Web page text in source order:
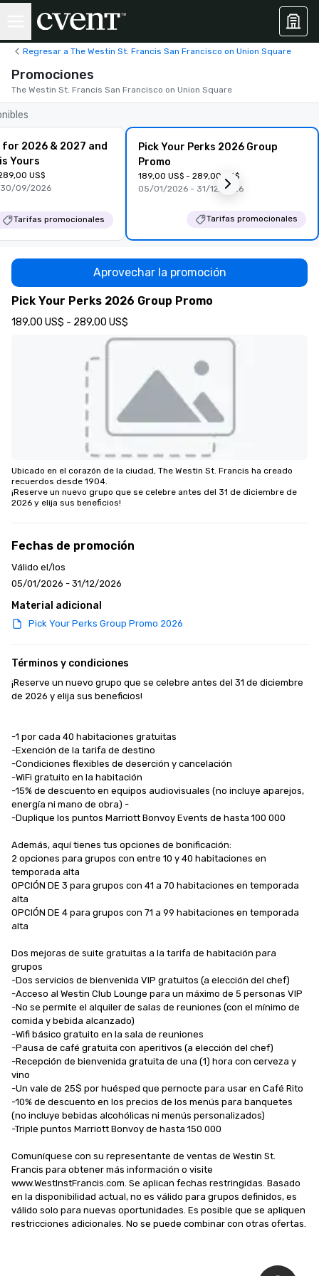
Regresar a The Westin St. Francis San Francisco on Union Square
Promociones
The Westin St. Francis San Francisco on Union Square
for 2026 & 2027 and
Yours
US$
09/2026
Tarifas promocionales
Pick Your Perks 2026 Group
Promo
189,00 US$ - 289,00 US$
05/01/2026 - 31/12/2026
Tarifas promocionales
Pick Your Perks 2026 Group Promo
Aprovechar la promoción
189,00 US$ - 289,00 US$
Ubicado en el corazón de la ciudad, The Westin St. Francis ha creado
recuerdos desde 1904.
¡Reserve un nuevo grupo que se celebre antes del 31 de diciembre de
2026 y elija sus beneficios!
Fechas de promoción
Válido el/los
05/01/2026 - 31/12/2026
Material adicional
Pick Your Perks Group Promo 2026
Términos y condiciones
¡Reserve un nuevo grupo que se celebre antes del 31 de diciembre
de 2026 y elija sus beneficios!
-1 por cada 40 habitaciones gratuitas
-Exención de la tarifa de destino
-Condiciones flexibles de deserción y cancelación
-WiFi gratuito en la habitación
-15% de descuento en equipos audiovisuales (no incluye aparejos,
energía ni mano de obra) -
-Duplique los puntos Marriott Bonvoy Events de hasta 100 000
Además, aquí tienes tus opciones de bonificación:
2 opciones para grupos con entre 10 y 40 habitaciones en
temporada alta
OPCIÓN DE 3 para grupos con 41 a 70 habitaciones en temporada
alta
OPCIÓN DE 4 para grupos con 71 a 99 habitaciones en temporada
alta
Dos mejoras de suite gratuitas a la tarifa de habitación para
grupos
-Dos servicios de bienvenida VIP gratuitos (a elección del chef)
-Acceso al Westin Club Lounge para un máximo de 5 personas VIP
-No se permite el alquiler de salas de reuniones (con el mínimo de
comida y bebida alcanzado)
-Wifi básico gratuito en la sala de reuniones
-Pausa de café gratuita con aperitivos (a elección del chef)
-Recepción de bienvenida gratuita de una (1) hora con cerveza y
vino
-Un vale de 25$ por huésped que pernocte para usar en Café Rito
-10% de descuento en los precios de los menús para banquetes
(no incluye bebidas alcohólicas ni menús personalizados)
-Triple puntos Marriott Bonvoy de hasta 150 000
Comuníquese con su representante de ventas de Westin St.
Francis para obtener más información o visite
www.WestInstFrancis.com. Se aplican fechas restringidas. Basado
en la disponibilidad actual, no es válido para grupos definidos, es
válido solo para nuevas oportunidades. Es posible que se apliquen
restricciones adicionales. No se puede combinar con otras ofertas.